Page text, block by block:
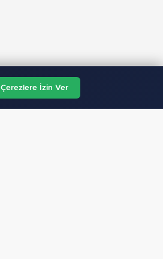
Çerezlere İzin Ver